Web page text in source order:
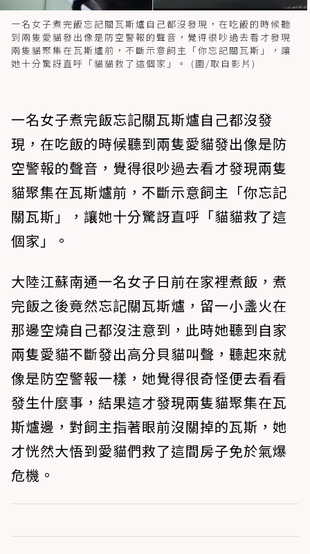
一名女子煮完飯忘記關瓦斯爐自己都沒發現，在吃飯的時候聽
到兩隻愛貓發出像是防空警報的聲音，覺得很吵過去看才發現
兩隻貓聚集在瓦斯爐前，不斷示意飼主「你忘記關瓦斯」，讓
她十分驚訝直呼「貓貓救了這個家」。 (圖/取自影片)
一名女子煮完飯忘記關瓦斯爐自己都沒發
現，在吃飯的時候聽到兩隻愛貓發出像是防
空警報的聲音，覺得很吵過去看才發現兩隻
貓聚集在瓦斯爐前，不斷示意飼主「你忘記
關瓦斯」，讓她十分驚訝直呼「貓貓救了這
個家」。
大陸江蘇南通一名女子日前在家裡煮飯，煮
完飯之後竟然忘記關瓦斯爐，留一小盞火在
那邊空燒自己都沒注意到，此時她聽到自家
兩隻愛貓不斷發出高分貝貓叫聲，聽起來就
像是防空警報一樣，她覺得很奇怪便去看看
發生什麼事，結果這才發現兩隻貓聚集在瓦
斯爐邊，對飼主指著眼前沒關掉的瓦斯，她
才恍然大悟到愛貓們救了這間房子免於氣爆
危機。